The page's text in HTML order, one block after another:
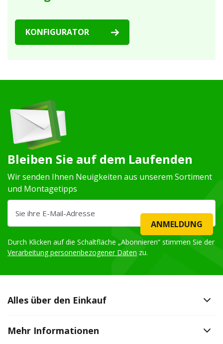
KONFIGURATOR
Bleiben Sie auf dem Laufenden
Wir senden Ihnen Neuigkeiten aus unserem Sortiment
und Montagetipps
ANMELDUNG
Durch Klicken auf die Schaltfläche „Abonnieren“ stimmen Sie der
Verarbeitung personenbezogener Daten zu.
Alles über den Einkauf
Mehr Informationen